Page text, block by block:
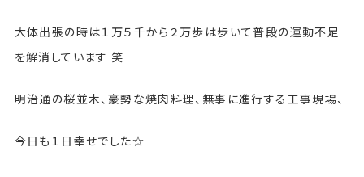
大体出張の時は１万５千から２万歩は歩いて普段の運動不足
を解消しています 笑
明治通の桜並木、豪勢な焼肉料理、無事に進行する工事現場、
今日も１日幸せでした☆